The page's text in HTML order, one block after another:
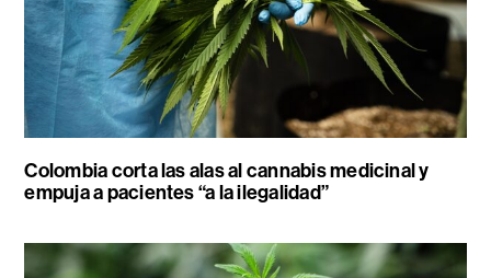
Colombia corta las alas al cannabis medicinal y
empuja a pacientes “a la ilegalidad”